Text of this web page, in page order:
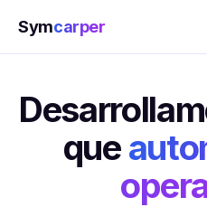
Symcarper
que